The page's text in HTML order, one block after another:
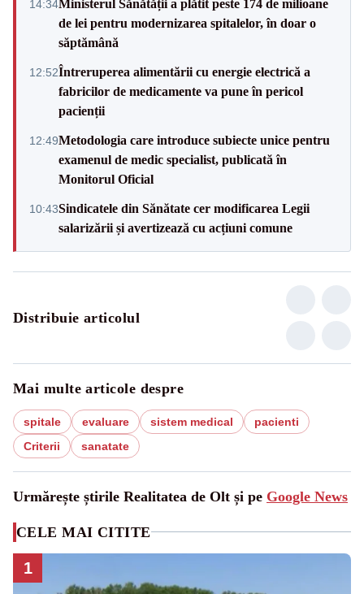
14:34Ministerul Sănătății a plătit peste 174 de milioane
de lei pentru modernizarea spitalelor, în doar o
săptămână
12:52Întreruperea alimentării cu energie electrică a
fabricilor de medicamente va pune în pericol
pacienții
12:49Metodologia care introduce subiecte unice pentru
examenul de medic specialist, publicată în
Monitorul Oficial
10:43Sindicatele din Sănătate cer modificarea Legii
salarizării și avertizează cu acțiuni comune
Distribuie articolul
Mai multe articole despre
spitale evaluare sistem medical
pacienti
Criterii
sanatate
Urmărește știrile Realitatea de Olt și pe Google News
CELE MAI CITITE
1